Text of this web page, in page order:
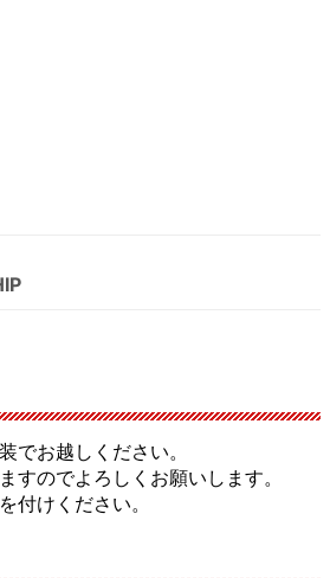
でお越しください。
すのでよろしくお願いします。
付けください。